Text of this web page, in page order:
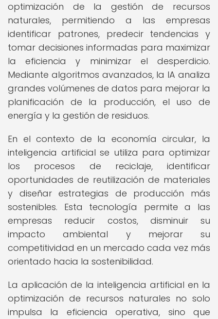
optimización de la gestión de recursos
naturales, permitiendo a las empresas
identificar patrones, predecir tendencias y
tomar decisiones informadas para maximizar
la eficiencia y minimizar el desperdicio.
Mediante algoritmos avanzados, la IA analiza
grandes volúmenes de datos para mejorar la
planificación de la producción, el uso de
energía y la gestión de residuos.
En el contexto de la economía circular, la
inteligencia artificial se utiliza para optimizar
los procesos de reciclaje, identificar
oportunidades de reutilización de materiales
y diseñar estrategias de producción más
sostenibles. Esta tecnología permite a las
empresas reducir costos, disminuir su
impacto ambiental y mejorar su
competitividad en un mercado cada vez más
orientado hacia la sostenibilidad.
La aplicación de la inteligencia artificial en la
optimización de recursos naturales no solo
impulsa la eficiencia operativa, sino que